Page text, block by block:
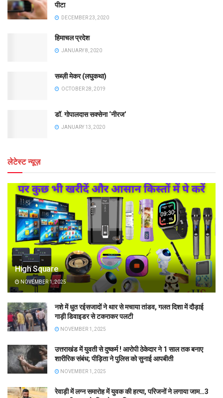
पीटा
DECEMBER 23, 2020
हिमाचल प्रदेश
JANUARY 8, 2020
सब्ज़ी मेकर (लघुकथा)
OCTOBER 28, 2019
डॉ. गोपालदास सक्सेना ‘नीरज’
JANUARY 13, 2020
लेटेस्ट न्यूज़
High Square
NOVEMBER 1, 2025
नशे में धुत रईसजादों ने थार से मचाया तांडव, गलत दिशा में दौड़ाई
गाड़ी डिवाइडर से टकराकर पलटी
NOVEMBER 1, 2025
उत्तराखंड में युवती से दुष्कर्म ! आरोपी ठेकेदार ने 1 साल तक बनाए
शारीरिक संबंध; पीड़िता ने पुलिस को सुनाई आपबीती
NOVEMBER 1, 2025
रेवाड़ी में लग्न समारोह में युवक की हत्या, परिजनों ने लगाया जाम…3